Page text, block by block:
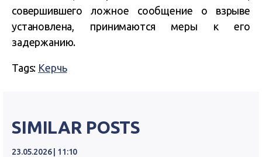
совершившего ложное сообщение о взрыве
установлена, принимаются меры к его
задержанию.
Tags: Керчь
SIMILAR POSTS
23.05.2026 | 11:10